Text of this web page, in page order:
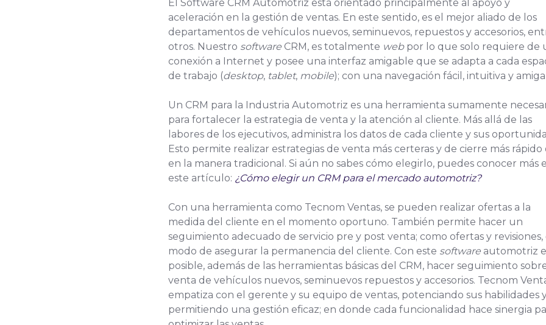
El Software CRM Automotriz está orientado principalmente al apoyo y
aceleración en la gestión de ventas. En este sentido, es el mejor aliado de los
departamentos de vehículos nuevos, seminuevos, repuestos y accesorios,
otros. Nuestro software CRM, es totalmente webpor lo que solo requiere de
conexión a Internet y posee una interfaz amigable que se adapta a cada
de trabajo (desktop, tablet, mobile); con una navegación fácil, intuitiva y
Un CRM para la Industria Automotriz es una herramienta sumamente
para fortalecer la estrategia de venta y la atención al cliente. Más allá de las
labores de los ejecutivos, administra los datos de cada cliente y sus
Esto permite realizar estrategias de venta más certeras y de cierre más rápido
en la manera tradicional. Si aún no sabes cómo elegirlo, puedes conocer más
este artículo: ¿Cómo elegir un CRM para el mercado automotriz?
Con una herramienta como Tecnom Ventas, se pueden realizar ofertas a la
medida del cliente en el momento oportuno. También permite hacer un
seguimiento adecuado de servicio pre y post venta; como ofertas y revisiones,
modo de asegurar la permanencia del cliente. Con este software automotriz
posible, además de las herramientas básicas del CRM, hacer seguimiento
venta de vehículos nuevos, seminuevos repuestos y accesorios. Tecnom
empatiza con el gerente y su equipo de ventas, potenciando sus habilidades
permitiendo una gestión eficaz; en donde cada funcionalidad hace sinergia